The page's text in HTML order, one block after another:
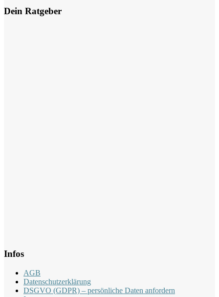
Dein Ratgeber
Infos
AGB
Datenschutzerklärung
DSGVO (GDPR) – persönliche Daten anfordern